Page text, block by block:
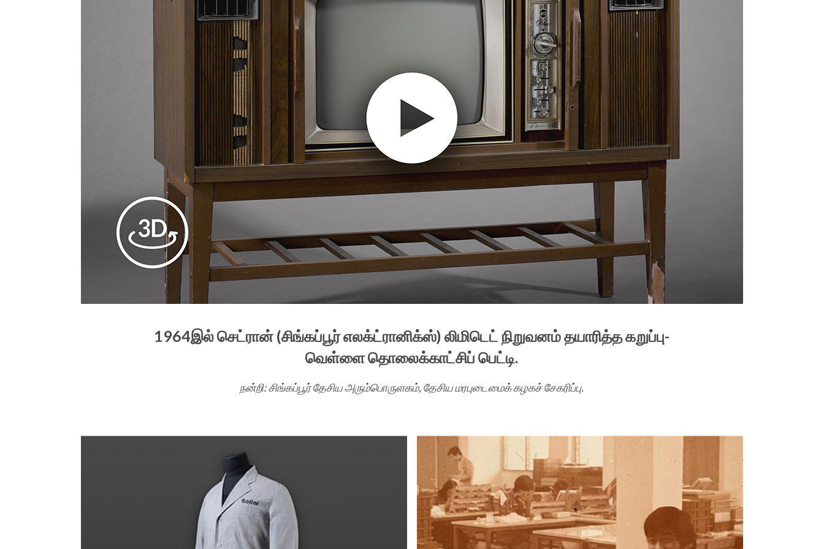
1964இல் செட்ரான் (சிங்கப்பூர் எலக்ட்ரானிக்ஸ்) லிமிடெட் நிறுவனம் தயாரித்த கறுப்பு-
வெள்ளை தொலைக்காட்சிப் பெட்டி.
நன்றி: சிங்கப்பூர் தேசிய அரும்பொருளகம், தேசிய மரபுடைமைக் கழகச் சேகரிப்பு.